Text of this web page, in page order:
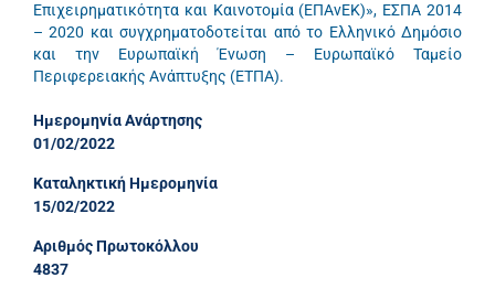
Επιχειρηματικότητα και Καινοτομία (ΕΠΑνΕΚ)», ΕΣΠΑ 2014
– 2020 και συγχρηματοδοτείται από το Ελληνικό Δημόσιο
και την Ευρωπαϊκή Ένωση – Ευρωπαϊκό Ταμείο
Περιφερειακής Ανάπτυξης (ΕΤΠΑ).
Ημερομηνία Ανάρτησης
01/02/2022
Καταληκτική Ημερομηνία
15/02/2022
Αριθμός Πρωτοκόλλου
4837